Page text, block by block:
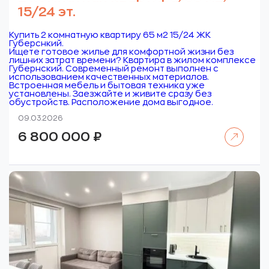
15/24 эт.
Купить 2 комнатную квартиру 65 м2 15/24 ЖК
Губерснкий.
Ищете готовое жилье для комфортной жизни без
лишних затрат времени? Квартира в жилом комплексе
Губернский. Современный ремонт выполнен с
использованием качественных материалов.
Встроенная мебель и бытовая техника уже
установлены. Заезжайте и живите сразу без
обустройств. Расположение дома выгодное.
09.03.2026
6 800 000 ₽